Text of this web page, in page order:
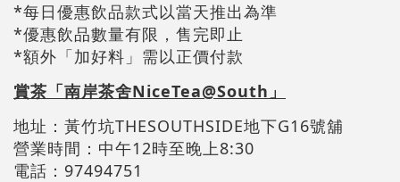
*每日優惠飲品款式以當天推出為準
*優惠飲品數量有限，售完即止
*額外「加好料」需以正價付款
賞茶「南岸茶舍NiceTea@South」
地址：黃竹坑THESOUTHSIDE地下G16號舖
營業時間：中午12時至晚上8:30
電話：97494751